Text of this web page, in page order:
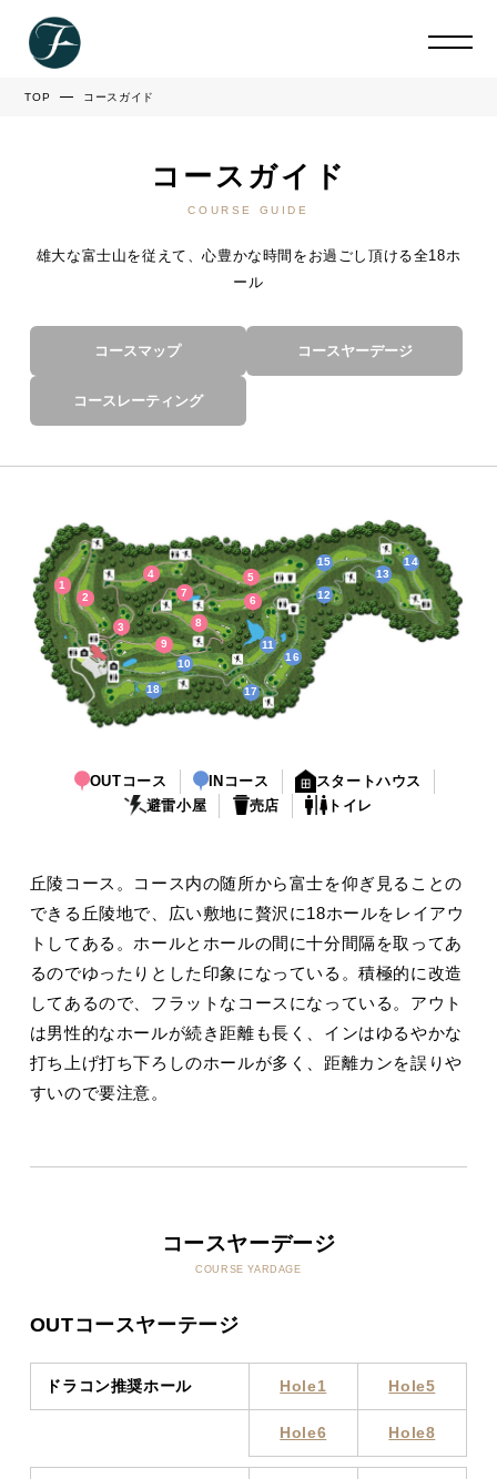
TOP コースガイド
コースガイド
COURSE GUIDE
雄大な富士山を従えて、心豊かな時間をお過ごし頂ける全18ホ
ール
コースマップ コースヤーデージ
コースレーティング
1
2
3
4
5
6
7
8
9
10
11
12
13
14
15
16
17
18
OUTコース INコース
スタートハウス
避雷小屋
売店 トイレ
丘陵コース。コース内の随所から富士を仰ぎ見ることの
できる丘陵地で、広い敷地に贅沢に18ホールをレイアウ
トしてある。ホールとホールの間に十分間隔を取ってあ
るのでゆったりとした印象になっている。積極的に改造
してあるので、フラットなコースになっている。アウト
は男性的なホールが続き距離も長く、インはゆるやかな
打ち上げ打ち下ろしのホールが多く、距離カンを誤りや
すいので要注意。
コースヤーデージ
COURSE YARDAGE
OUTコースヤーテージ
ドラコン推奨ホール Hole1 Hole5
Hole6 Hole8